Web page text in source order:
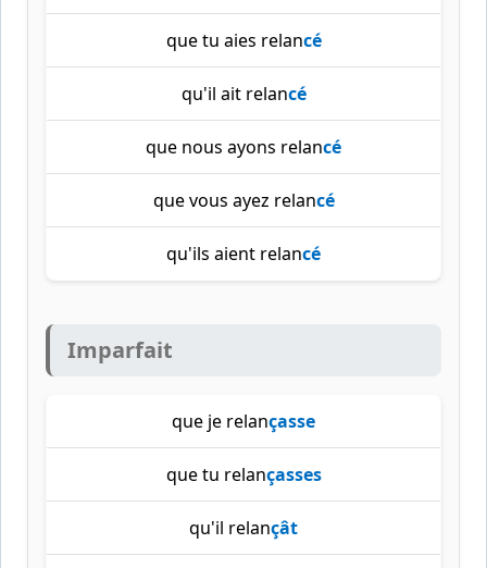
que tu aies relancé
qu'il ait relancé
que nous ayons relancé
que vous ayez relancé
qu'ils aient relancé
Imparfait
que je relançasse
que tu relançasses
qu'il relançât